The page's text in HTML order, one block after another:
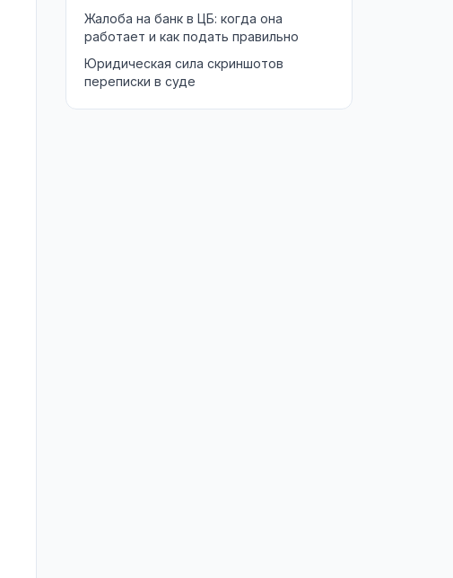
Жалоба на банк в ЦБ: когда она
работает и как подать правильно
Юридическая сила скриншотов
переписки в суде